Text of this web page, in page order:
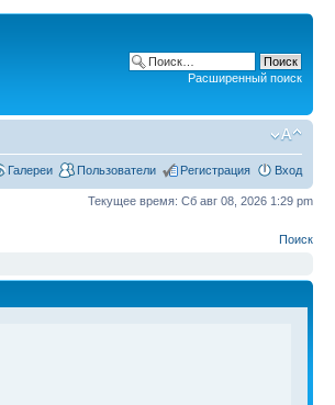
Расширенный поиск
Галереи Пользователи Регистрация Вход
Текущее время: Сб авг 08, 2026 1:29 pm
Поиск